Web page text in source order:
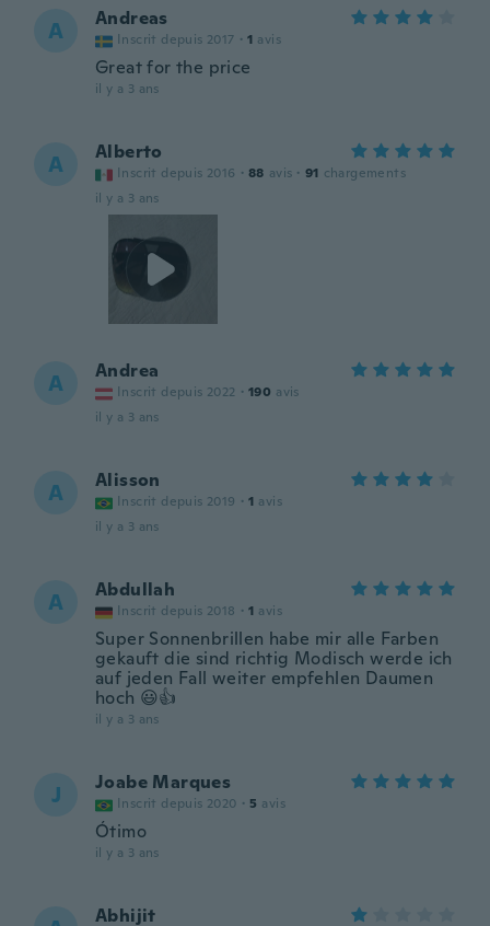
A Andreas
Inscrit depuis 2017 · 1 avis
Great for the price
il y a 3 ans
A Alberto
Inscrit depuis 2016 · 88 avis · 91 chargements
il y a 3 ans
A Andrea
Inscrit depuis 2022 · 190 avis
il y a 3 ans
A Alisson
Inscrit depuis 2019 · 1 avis
il y a 3 ans
A Abdullah
Inscrit depuis 2018 · 1 avis
Super Sonnenbrillen habe mir alle Farben
gekauft die sind richtig Modisch werde ich
auf jeden Fall weiter empfehlen Daumen
hoch 😃👍
il y a 3 ans
J Joabe Marques
Inscrit depuis 2020 · 5 avis
Ótimo
il y a 3 ans
Abhijit